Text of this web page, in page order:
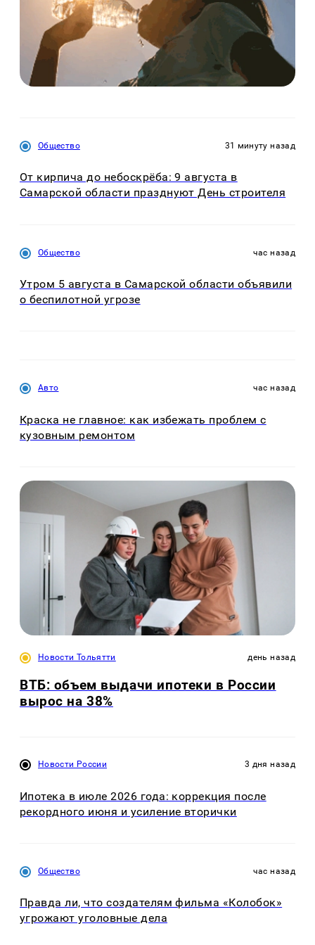
Общество 31 минуту назад
От кирпича до небоскрёба: 9 августа в
Самарской области празднуют День строителя
Общество час назад
Утром 5 августа в Самарской области объявили
о беспилотной угрозе
Авто час назад
Краска не главное: как избежать проблем с
кузовным ремонтом
Новости Тольятти день назад
ВТБ: объем выдачи ипотеки в России
вырос на 38%
Новости России 3 дня назад
Ипотека в июле 2026 года: коррекция после
рекордного июня и усиление вторички
Общество час назад
Правда ли, что создателям фильма «Колобок»
угрожают уголовные дела